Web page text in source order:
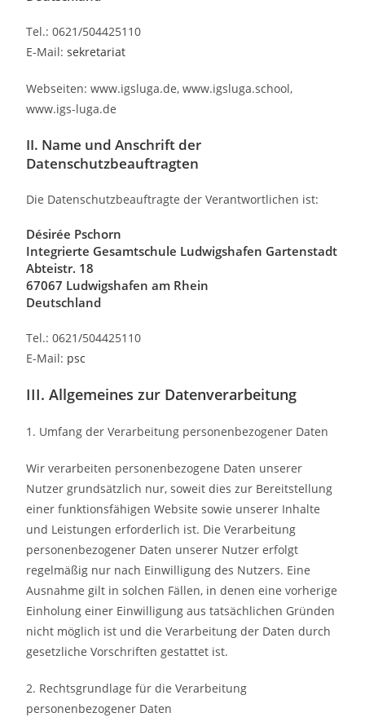
Tel.: 0621/504425110
E-Mail:sekretariat
Webseiten: www.igsluga.de, www.igsluga.school,
www.igs-luga.de
II. Name und Anschrift der
Datenschutzbeauftragten
Die Datenschutzbeauftragte der Verantwortlichen ist:
Désirée Pschorn
Integrierte Gesamtschule Ludwigshafen Gartenstadt
Abteistr. 18
67067 Ludwigshafen am Rhein
Deutschland
Tel.: 0621/504425110
E-Mail: psc
III. Allgemeines zur Datenverarbeitung
1. Umfang der Verarbeitung personenbezogener Daten
Wir verarbeiten personenbezogene Daten unserer
Nutzer grundsätzlich nur, soweit dies zur Bereitstellung
einer funktionsfähigen Website sowie unserer Inhalte
und Leistungen erforderlich ist. Die Verarbeitung
personenbezogener Daten unserer Nutzer erfolgt
regelmäßig nur nach Einwilligung des Nutzers. Eine
Ausnahme gilt in solchen Fällen, in denen eine vorherige
Einholung einer Einwilligung aus tatsächlichen Gründen
nicht möglich ist und die Verarbeitung der Daten durch
gesetzliche Vorschriften gestattet ist.
2. Rechtsgrundlage für die Verarbeitung
personenbezogener Daten